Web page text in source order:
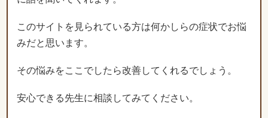
このサイトを見られている方は何かしらの症状でお悩
みだと思います。
その悩みをここでしたら改善してくれるでしょう。
安心できる先生に相談してみてください。